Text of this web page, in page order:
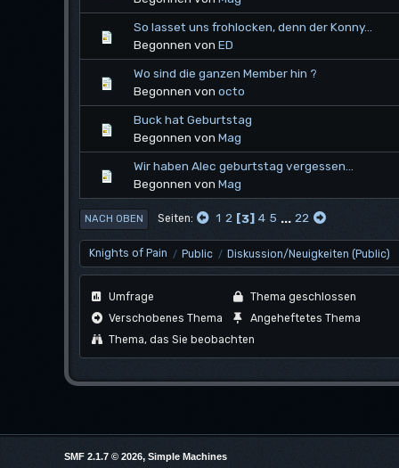
So lasset uns frohlocken, denn der Konny...
Begonnen von ED
Wo sind die ganzen Member hin ?
Begonnen von octo
Buck hat Geburtstag
Begonnen von Mag
Wir haben Alec geburtstag vergessen...
Begonnen von Mag
NACH OBEN Seiten 1 2 3 4 5 ... 22
Knights of Pain / Public / Diskussion/Neuigkeiten (Public)
Umfrage
Verschobenes Thema
Thema geschlossen
Angeheftetes Thema
Thema, das Sie beobachten
SMF 2.1.7 © 2026, Simple Machines